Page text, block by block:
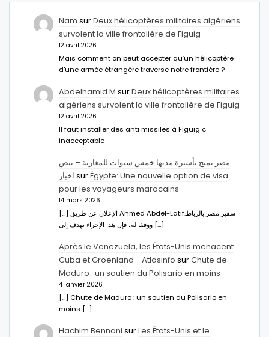
Nam surDeux hélicoptères militaires algériens
survolent la ville frontalière de Figuig
12 avril 2026
Mais comment on peut accepter qu’un hélicoptère
d’une armée étrangère traverse notre frontière ?
Abdelhamid M surDeux hélicoptères militaires
algériens survolent la ville frontalière de Figuig
12 avril 2026
Il faut installer des anti missiles à Figuig c
inacceptable
مصر تمنح تأشيرة مدتها خمس سنوات للمغاربة – نبض
اخبار surÉgypte: Une nouvelle option de visa
pour les voyageurs marocains
14 mars 2026
[…] الإعلان عن طريق Ahmed Abdel-Latifسفير مصر بالرباط.
ووفقا له، فإن هذا الإجراء يهدف إلى […]
Après le Venezuela, les États-Unis menacent
Cuba et Groenland - Atlasinfo surChute de
Maduro : un soutien du Polisario en moins
4 janvier 2026
[…] Chute de Maduro : un soutien du Polisario en
moins […]
Hachim Bennani surLes États-Unis et le